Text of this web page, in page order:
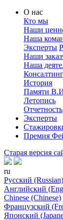
О нас
Кто мы
Наши
Наша
Эксперты
Наши
Наша
Консалтинг
История
Памяти
Летопись
Отчетность
Эксперты
Премия
Старая версия
ru
Русский (Russian)
Английский
Chinese (Chinese)
Французский
Японский